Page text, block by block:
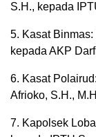
S.H., kepada
5. Kasat
kepada AKP
6. Kasat
Afrioko, S.H.,
7. Kapolsek